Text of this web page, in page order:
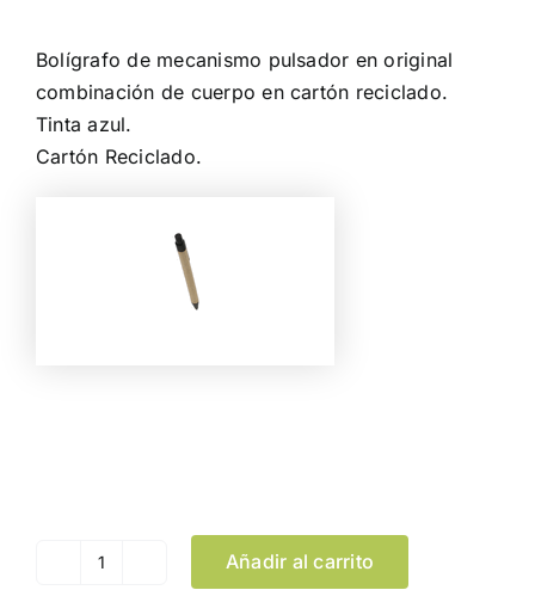
Bolígrafo de mecanismo pulsador en original
combinación de cuerpo en cartón reciclado.
Tinta azul.
Cartón Reciclado.
Bolígrafo
Añadir al carrito